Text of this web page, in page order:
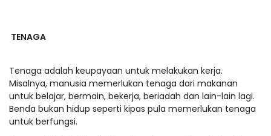
TENAGA
Tenaga adalah keupayaan untuk melakukan kerja.
Misalnya, manusia memerlukan tenaga dari makanan
untuk belajar, bermain, bekerja, beriadah dan lain-lain lagi.
Benda bukan hidup seperti kipas pula memerlukan tenaga
untuk berfungsi.